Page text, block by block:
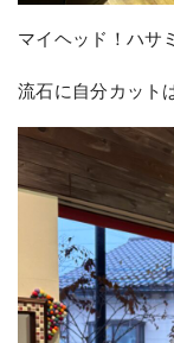
マイヘッド！ハサ
流石に自分カット